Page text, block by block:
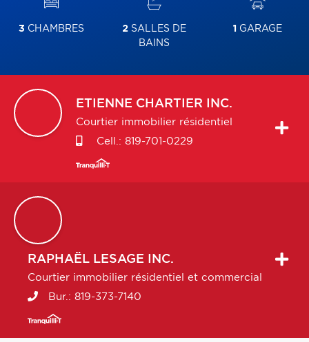
3 CHAMBRES 2 SALLES DE
BAINS
1 GARAGE
ETIENNE CHARTIER INC.
Courtier immobilier résidentiel
Cell.: 819-701-0229
RAPHAËL LESAGE INC.
Courtier immobilier résidentiel et commercial
Bur.: 819-373-7140